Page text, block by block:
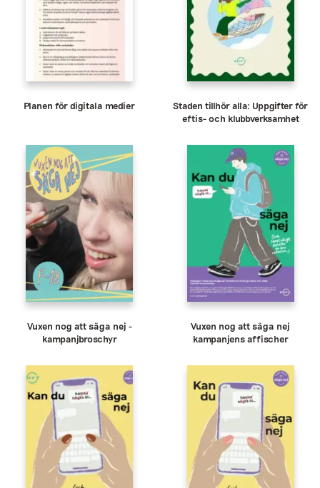
Planen för digitala medier
Staden tillhör alla: Uppgifter för
eftis- och klubbverksamhet
Vuxen nog att säga nej -
kampanjbroschyr
Vuxen nog att säga nej
kampanjens affischer